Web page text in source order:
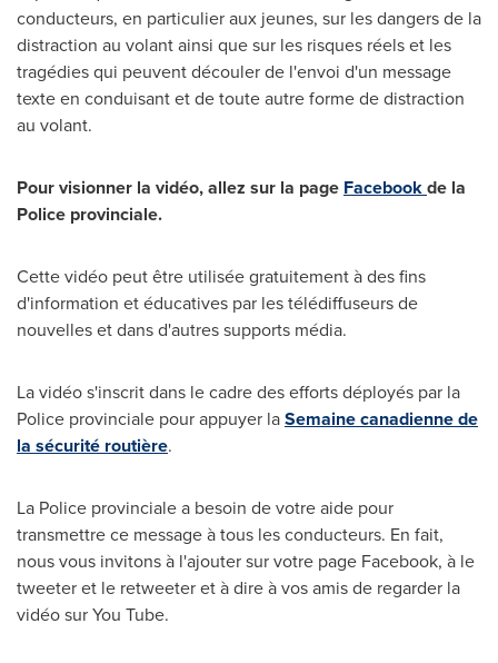
conducteurs, en particulier aux jeunes, sur les dangers de la
distraction au volant ainsi que sur les risques réels et les
tragédies qui peuvent découler de l'envoi d'un message
texte en conduisant et de toute autre forme de distraction
au volant.
Pour visionner la vidéo, allez sur la page Facebookde la
Police provinciale.
Cette vidéo peut être utilisée gratuitement à des fins
d'information et éducatives par les télédiffuseurs de
nouvelles et dans d'autres supports média.
La vidéo s'inscrit dans le cadre des efforts déployés par la
Police provinciale pour appuyer laSemaine canadienne de
la sécurité routière.
La Police provinciale a besoin de votre aide pour
transmettre ce message à tous les conducteurs. En fait,
nous vous invitons à l'ajouter sur votre page Facebook, à le
tweeter et le retweeter et à dire à vos amis de regarder la
vidéo sur You Tube.